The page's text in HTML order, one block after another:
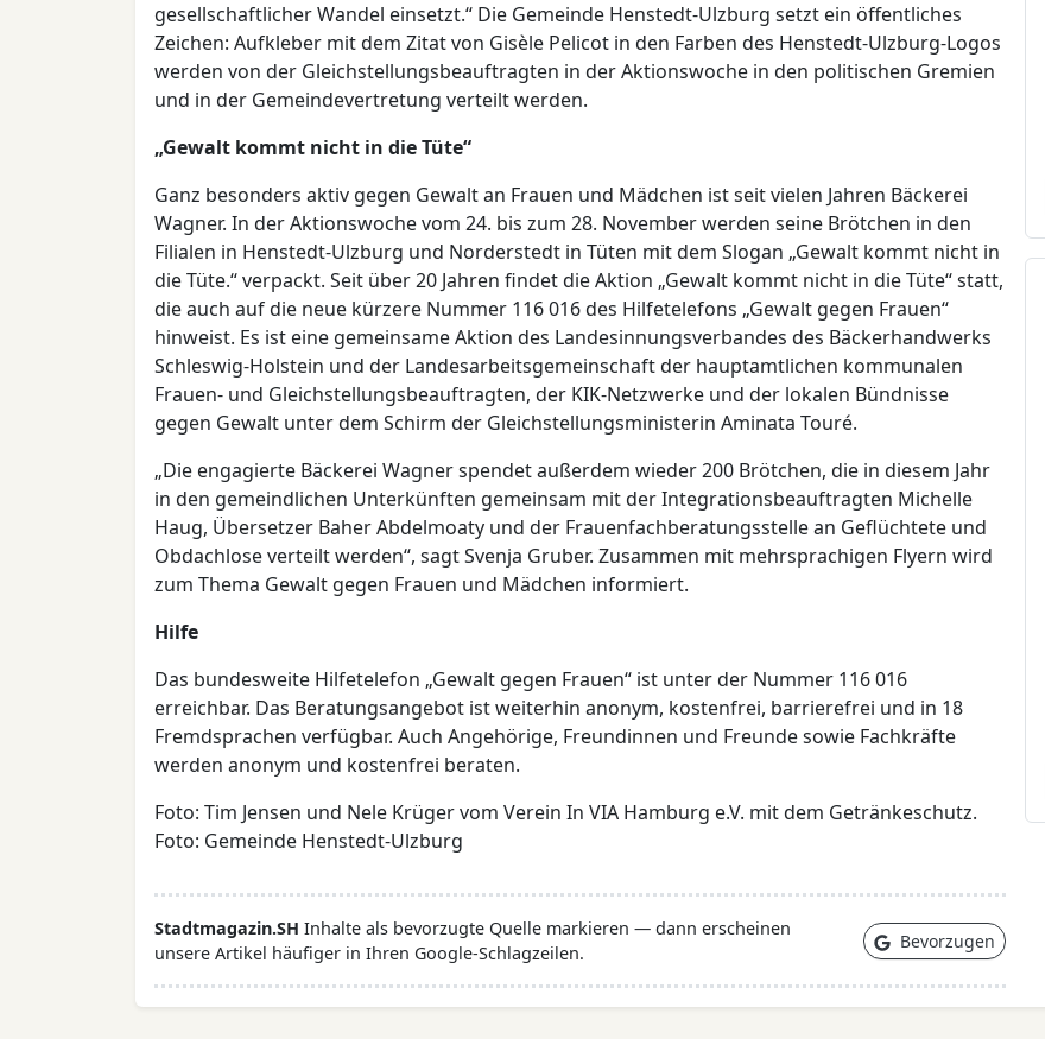
gesellschaftlicher Wandel einsetzt.“ Die Gemeinde Henstedt-Ulzburg setzt ein öffentliches
Zeichen: Aufkleber mit dem Zitat von Gisèle Pelicot in den Farben des Henstedt-Ulzburg-Logos
werden von der Gleichstellungsbeauftragten in der Aktionswoche in den politischen Gremien
und in der Gemeindevertretung verteilt werden.
„Gewalt kommt nicht in die Tüte“
Ganz besonders aktiv gegen Gewalt an Frauen und Mädchen ist seit vielen Jahren Bäckerei
Wagner. In der Aktionswoche vom 24. bis zum 28. November werden seine Brötchen in den
Filialen in Henstedt-Ulzburg und Norderstedt in Tüten mit dem Slogan „Gewalt kommt nicht in
die Tüte.“ verpackt. Seit über 20 Jahren findet die Aktion „Gewalt kommt nicht in die Tüte“ statt,
die auch auf die neue kürzere Nummer 116 016 des Hilfetelefons „Gewalt gegen Frauen“
hinweist. Es ist eine gemeinsame Aktion des Landesinnungsverbandes des Bäckerhandwerks
Schleswig-Holstein und der Landesarbeitsgemeinschaft der hauptamtlichen kommunalen
Frauen- und Gleichstellungsbeauftragten, der KIK-Netzwerke und der lokalen Bündnisse
gegen Gewalt unter dem Schirm der Gleichstellungsministerin Aminata Touré.
„Die engagierte Bäckerei Wagner spendet außerdem wieder 200 Brötchen, die in diesem Jahr
in den gemeindlichen Unterkünften gemeinsam mit der Integrationsbeauftragten Michelle
Haug, Übersetzer Baher Abdelmoaty und der Frauenfachberatungsstelle an Geflüchtete und
Obdachlose verteilt werden“, sagt Svenja Gruber. Zusammen mit mehrsprachigen Flyern wird
zum Thema Gewalt gegen Frauen und Mädchen informiert.
Hilfe
Das bundesweite Hilfetelefon „Gewalt gegen Frauen“ ist unter der Nummer 116 016
erreichbar. Das Beratungsangebot ist weiterhin anonym, kostenfrei, barrierefrei und in 18
Fremdsprachen verfügbar. Auch Angehörige, Freundinnen und Freunde sowie Fachkräfte
werden anonym und kostenfrei beraten.
Foto: Tim Jensen und Nele Krüger vom Verein In VIA Hamburg e.V. mit dem Getränkeschutz.
Foto: Gemeinde Henstedt-Ulzburg
Stadtmagazin.SH Inhalte als bevorzugte Quelle markieren — dann erscheinen
unsere Artikel häufiger in Ihren Google-Schlagzeilen.
Bevorzugen